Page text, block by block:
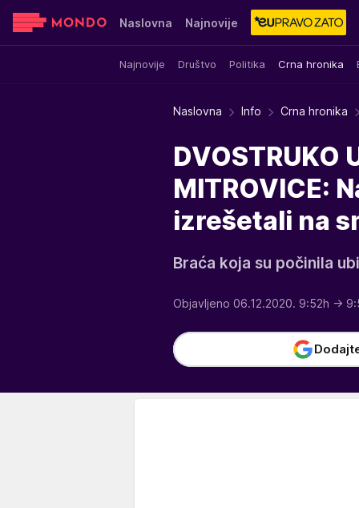
Naslovna Najnovije
Najnovije Društvo Politika Crna hronika
Sensa Stvar ukusa Yumama
Naslovna Info Crna hronika
DVOSTRUKO
MITROVICE:
izrešetali na
Braća koja su počinila
Objavljeno 06.12.2020. 9:52h →